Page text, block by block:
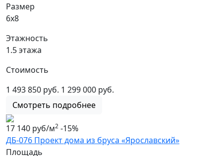
Размер
6х8
Этажность
1.5 этажа
Стоимость
1 493 850 руб. 1 299 000 руб.
Смотреть подробнее
17 140 руб/м2 -15%
ДБ-076 Проект дома из бруса «Ярославский»
Площадь